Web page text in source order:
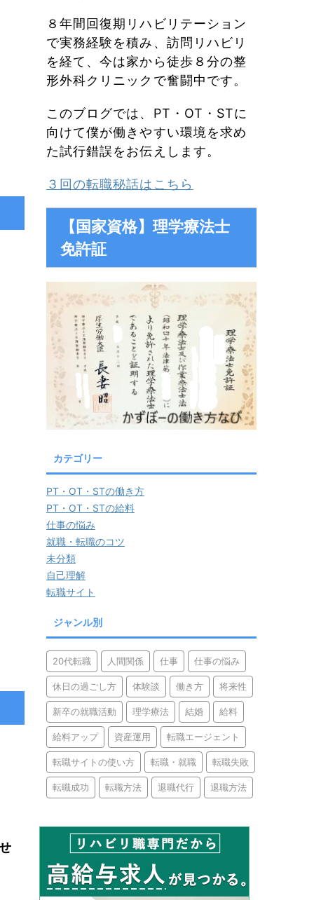
８年間回復期リハビリテーション
で実務経験を積み、訪問リハビリ
を経て、今は家から徒歩８分の整
形外科クリニックで奮闘中です。
このブログでは、PT・OT・STに
向けて僕が働きやすい環境を求め
た試行錯誤をお伝えします。
３回の転職秘話はこちら
【国家資格】理学療法士
免許証
カテゴリー
PT・OT・STの働き方
PT・OT・STの給料
仕事の悩み
就職・転職のコツ
未分類
自己理解
転職サイト
ジャンル別
20代転職 人間関係 仕事 仕事の悩み
休日の過ごし方 体験談 働き方 将来性
新卒の就職活動 理学療法 結婚 給料
給料アップ 資産運用 転職エージェント
転職サイトの使い方 転職・就職 転職失敗
転職成功 転職方法 退職代行 退職方法